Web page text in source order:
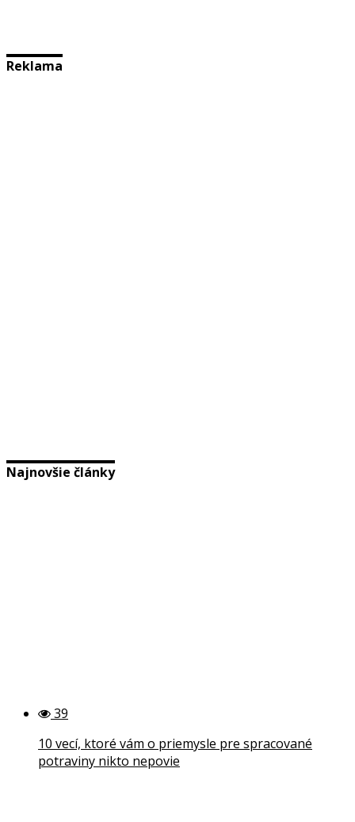
Reklama
Najnovšie články
39
10 vecí, ktoré vám o priemysle pre spracované
potraviny nikto nepovie